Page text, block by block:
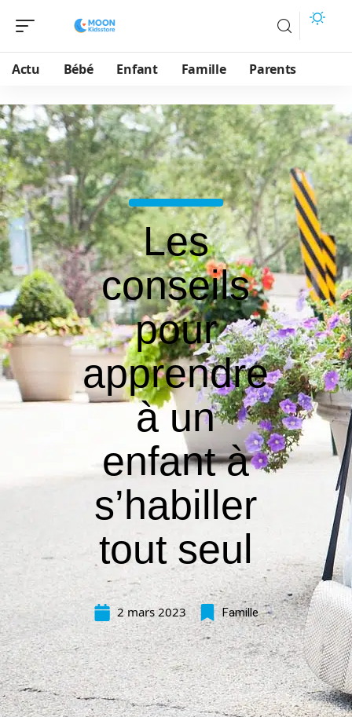
Actu Bébé Enfant Famille Parents
Les
conseils
pour
apprendre
à un
enfant à
s’habiller
tout seul
2 mars 2023 Famille